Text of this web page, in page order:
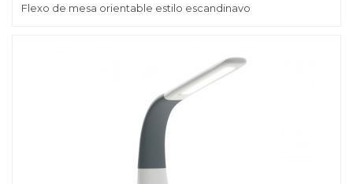
Flexo de mesa orientable estilo escandinavo